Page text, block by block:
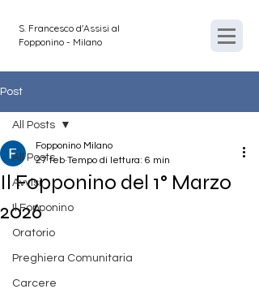
S. Francesco d'Assisi al
Fopponino - Milano
Post
All Posts
Avvisi
Il Fopponino
Oratorio
Preghiera Comunitaria
Carcere
All Posts
Il Fopponino del 1° Marzo
2026
Fopponino Milano
27 feb Tempo di lettura: 6 min